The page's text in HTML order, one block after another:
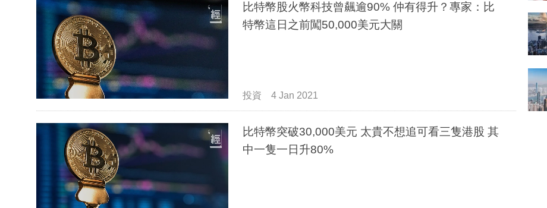
比特幣股火幣科技曾飆逾90% 仲有得升？專家：比
特幣這日之前闖50,000美元大關
投資 4 Jan 2021
比特幣突破30,000美元 太貴不想追可看三隻港股 其
中一隻一日升80%